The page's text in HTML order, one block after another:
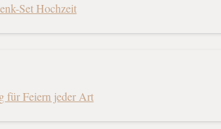
Set Hochzeit
für Feiern jeder Art